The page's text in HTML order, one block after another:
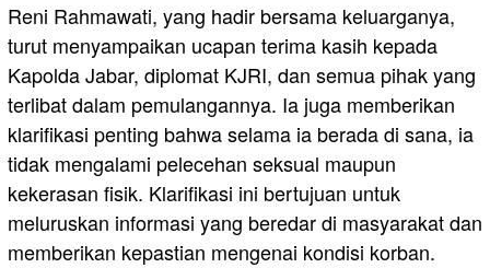
Reni Rahmawati, yang hadir bersama keluarganya,
turut menyampaikan ucapan terima kasih kepada
Kapolda Jabar, diplomat KJRI, dan semua pihak yang
terlibat dalam pemulangannya. Ia juga memberikan
klarifikasi penting bahwa selama ia berada di sana, ia
tidak mengalami pelecehan seksual maupun
kekerasan fisik. Klarifikasi ini bertujuan untuk
meluruskan informasi yang beredar di masyarakat dan
memberikan kepastian mengenai kondisi korban.